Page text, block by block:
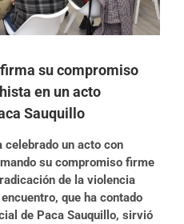
su compromiso
en un acto
Sauquillo
celebrado un acto con
su compromiso firme
de la violencia
que ha contado
de Paca Sauquillo, sirvió